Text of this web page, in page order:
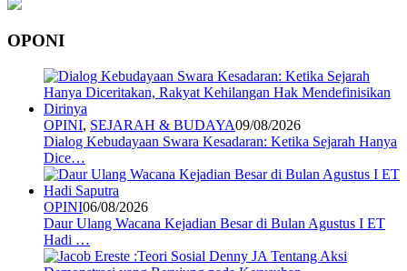
OPONI
OPINI, SEJARAH & BUDAYA09/08/2026
Dialog Kebudayaan Swara Kesadaran: Ketika Sejarah Hanya
Dice…
OPINI06/08/2026
Daur Ulang Wacana Kejadian Besar di Bulan Agustus I ET
Hadi …